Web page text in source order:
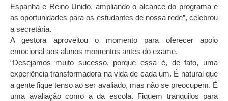
Espanha e Reino Unido, ampliando o alcance do programa e
as oportunidades para os estudantes de nossa rede”, celebrou
a secretária.
A gestora aproveitou o momento para oferecer apoio
emocional aos alunos momentos antes do exame.
“Desejamos muito sucesso, porque essa é, de fato, uma
experiência transformadora na vida de cada um. É natural que
a gente fique tenso ao ser avaliado, mas não se preocupem. É
uma avaliação como a da escola. Fiquem tranquilos para